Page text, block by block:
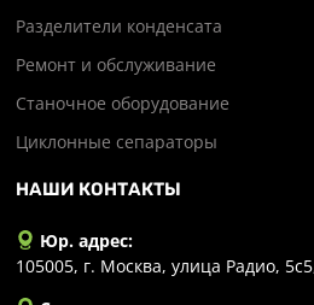
Разделители конденсата
Ремонт и обслуживание
Станочное оборудование
Циклонные сепараторы
НАШИ КОНТАКТЫ
Юр. адрес:
105005, г. Москва, улица Радио,